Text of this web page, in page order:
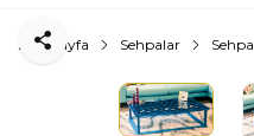
Ana Sayfa Sehpalar Sehpa
Paylaş